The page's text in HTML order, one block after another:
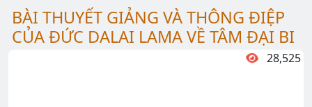
BÀI THUYẾT GIẢNG VÀ THÔNG ĐIỆP
CỦA ĐỨC DALAI LAMA VỀ TÂM ĐẠI BI
28,525